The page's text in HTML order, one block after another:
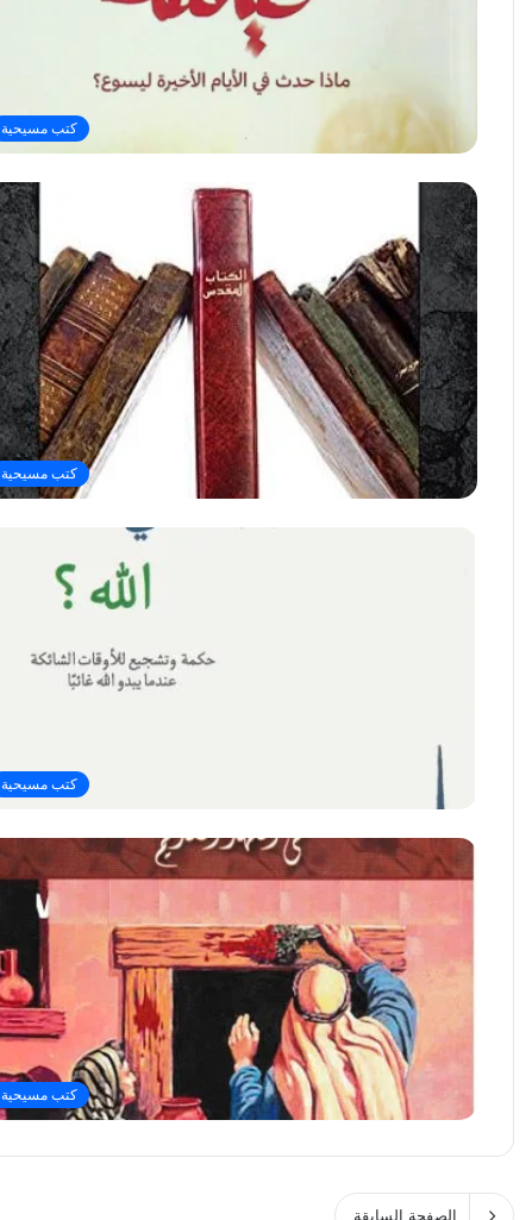
كتب مسيحية
كتب مسيحية
كتب مسيحية
كتب مسيحية
الصفحة السابقة